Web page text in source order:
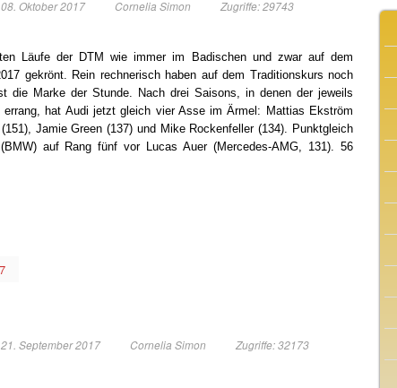
08. Oktober 2017 Cornelia Simon Zugriffe: 29743
Läufe der DTM wie immer im Badischen und zwar auf dem
gekrönt. Rein rechnerisch haben auf dem Traditionskurs noch
die Marke der Stunde. Nach drei Saisons, in denen der jeweils
hat Audi jetzt gleich vier Asse im Ärmel: Mattias Ekström
Jamie Green (137) und Mike Rockenfeller (134). Punktgleich
auf Rang fünf vor Lucas Auer (Mercedes-AMG, 131). 56
21. September 2017 Cornelia Simon Zugriffe: 32173